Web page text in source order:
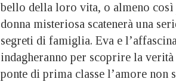
bello della loro vita, o almeno così
donna misteriosa scatenerà una
segreti di famiglia. Eva e
indagheranno per scoprire la verità
ponte di prima classe l’amore non